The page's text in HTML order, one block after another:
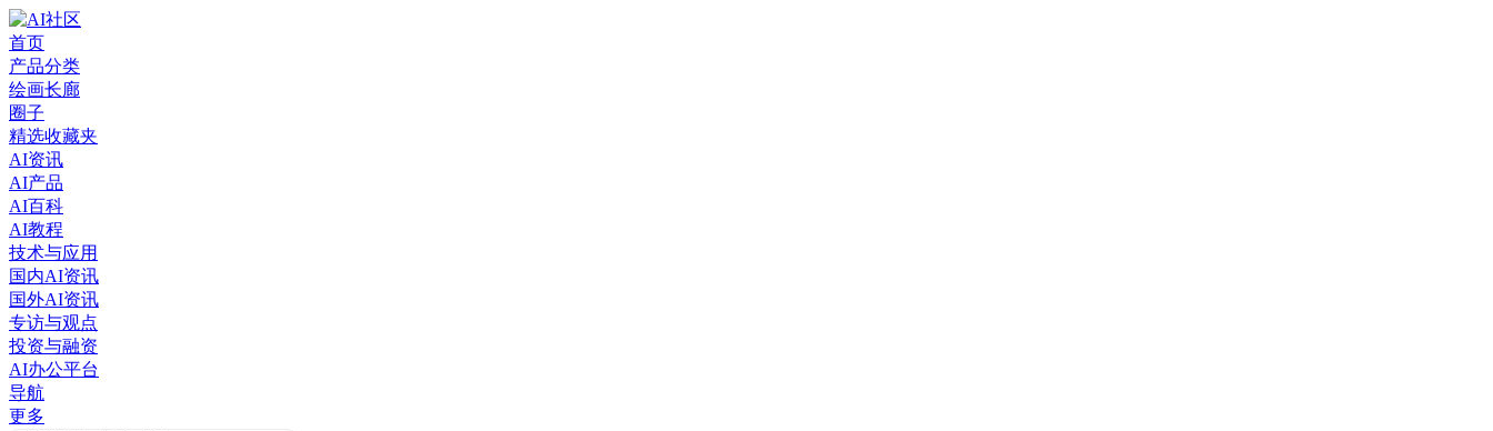
Skip
to
content
首页
产品分类
绘画长廊
圈子
精选收藏夹
AI资讯
AI产品
AI百科
AI教程
技术与应用
国内AI资讯
国外AI资讯
专访与观点
投资与融资
AI办公平台
导航
更多